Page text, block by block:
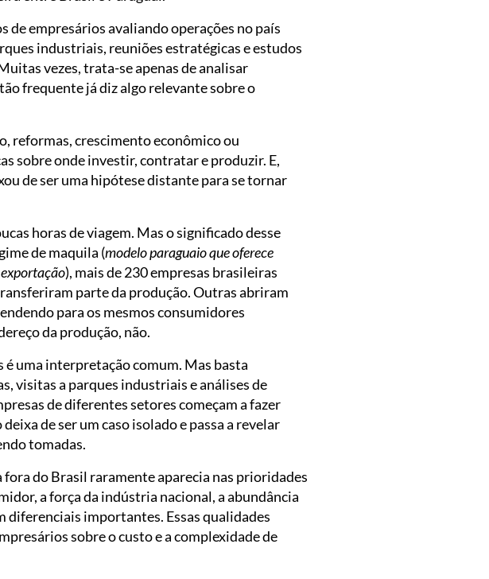
empresários avaliando operações no país
industriais, reuniões estratégicas e estudos
vezes, trata-se apenas de analisar
frequente já diz algo relevante sobre o
reformas, crescimento econômico ou
sobre onde investir, contratar e produzir. E,
de ser uma hipótese distante para se tornar
horas de viagem. Mas o significado desse
de maquila (modelo paraguaio que oferece
), mais de 230 empresas brasileiras
parte da produção. Outras abriram
para os mesmos consumidores
da produção, não.
é uma interpretação comum. Mas basta
visitas a parques industriais e análises de
de diferentes setores começam a fazer
de ser um caso isolado e passa a revelar
tomadas.
do Brasil raramente aparecia nas prioridades
a força da indústria nacional, a abundância
diferenciais importantes. Essas qualidades
sobre o custo e a complexidade de